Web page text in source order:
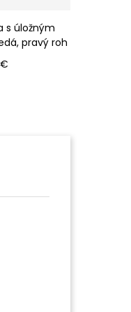
s úložným
pravý roh